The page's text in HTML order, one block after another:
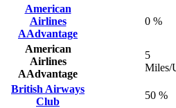
American
Airlines
AAdvantage
0 %
American
Airlines
AAdvantage
5
Miles/
British Airways
Club
50 %